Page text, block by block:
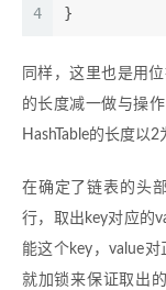
4
}
同样，这里也是用
的长度减一做与操
HashTable的长度以2
在确定了链表的头
行，取出key对应的
能这个key，value
就加锁来保证取出